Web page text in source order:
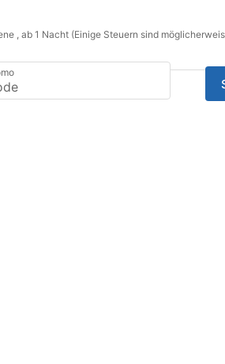
, ab 1 Nacht (Einige Steuern sind